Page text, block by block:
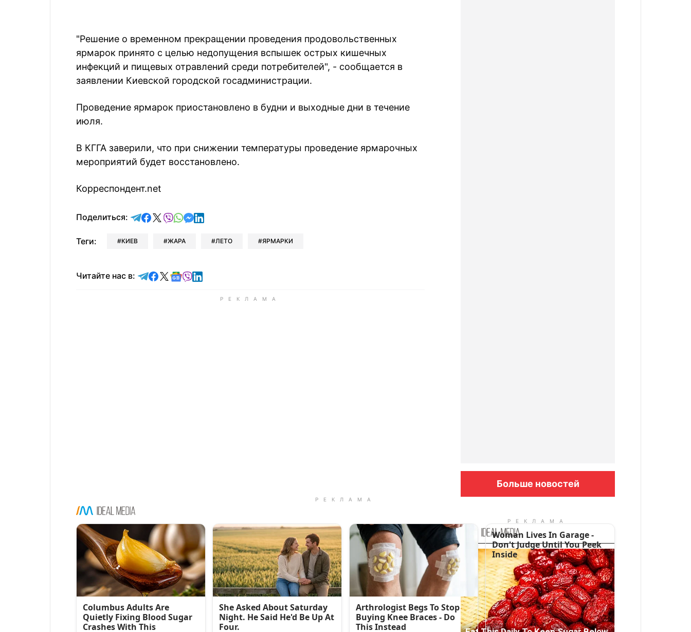
"Решение о временном прекращении проведения продовольственных
ярмарок принято с целью недопущения вспышек острых кишечных
инфекций и пищевых отравлений среди потребителей", - сообщается в
заявлении Киевской городской госадминистрации.
Проведение ярмарок приостановлено в будни и выходные дни в течение
июля.
В КГГА заверили, что при снижении температуры проведение ярмарочных
мероприятий будет восстановлено.
Корреспондент.net
Поделиться: отправить в Telegram
поделиться в Facebook
поделиться в X
отправить в Viber
отправить в Whatsapp
отправить в Messenger
отправить в LinkedIn
Теги: КИЕВ ЖАРА ЛЕТО ЯРМАРКИ
Читайте нас в: Читайте в Telegram
Читайте в Facebook
Читайте в X
Читайте в Google news
Читайте в Viber
Читайте в LinkedIn
Больше новостей